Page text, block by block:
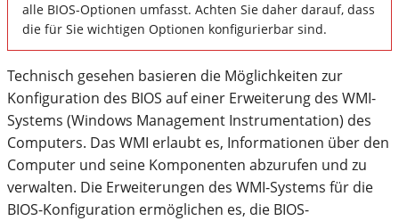
alle BIOS-Optionen umfasst. Achten Sie daher darauf, dass
die für Sie wichtigen Optionen konfigurierbar sind.
Technisch gesehen basieren die Möglichkeiten zur
Konfiguration des BIOS auf einer Erweiterung des WMI-
Systems (Windows Management Instrumentation) des
Computers. Das WMI erlaubt es, Informationen über den
Computer und seine Komponenten abzurufen und zu
verwalten. Die Erweiterungen des WMI-Systems für die
BIOS-Konfiguration ermöglichen es, die BIOS-